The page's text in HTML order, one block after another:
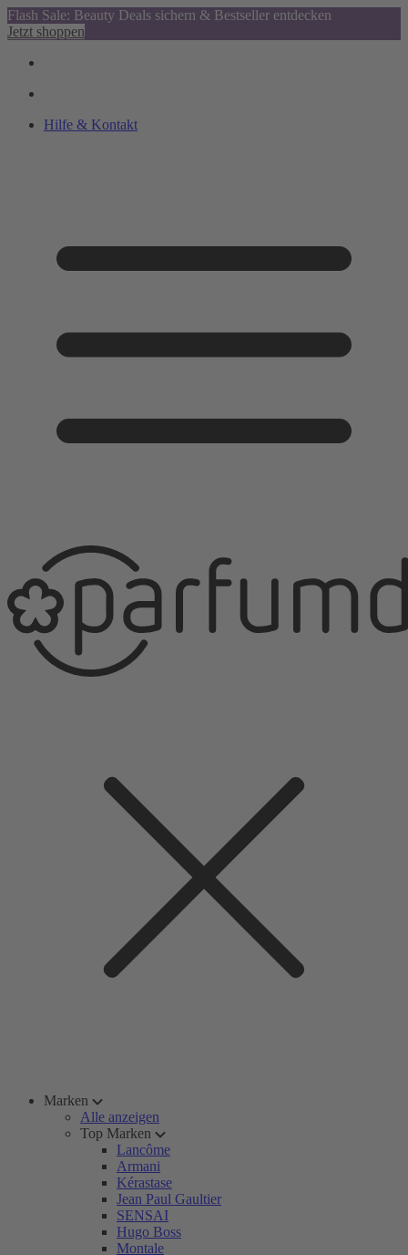
Flash Sale: Beauty Deals sichern & Bestseller entdecken
Jetzt shoppen
Hilfe & Kontakt
Marken
Alle anzeigen
Top Marken
Lancôme
Armani
Kérastase
Jean Paul Gaultier
SENSAI
Hugo Boss
Montale